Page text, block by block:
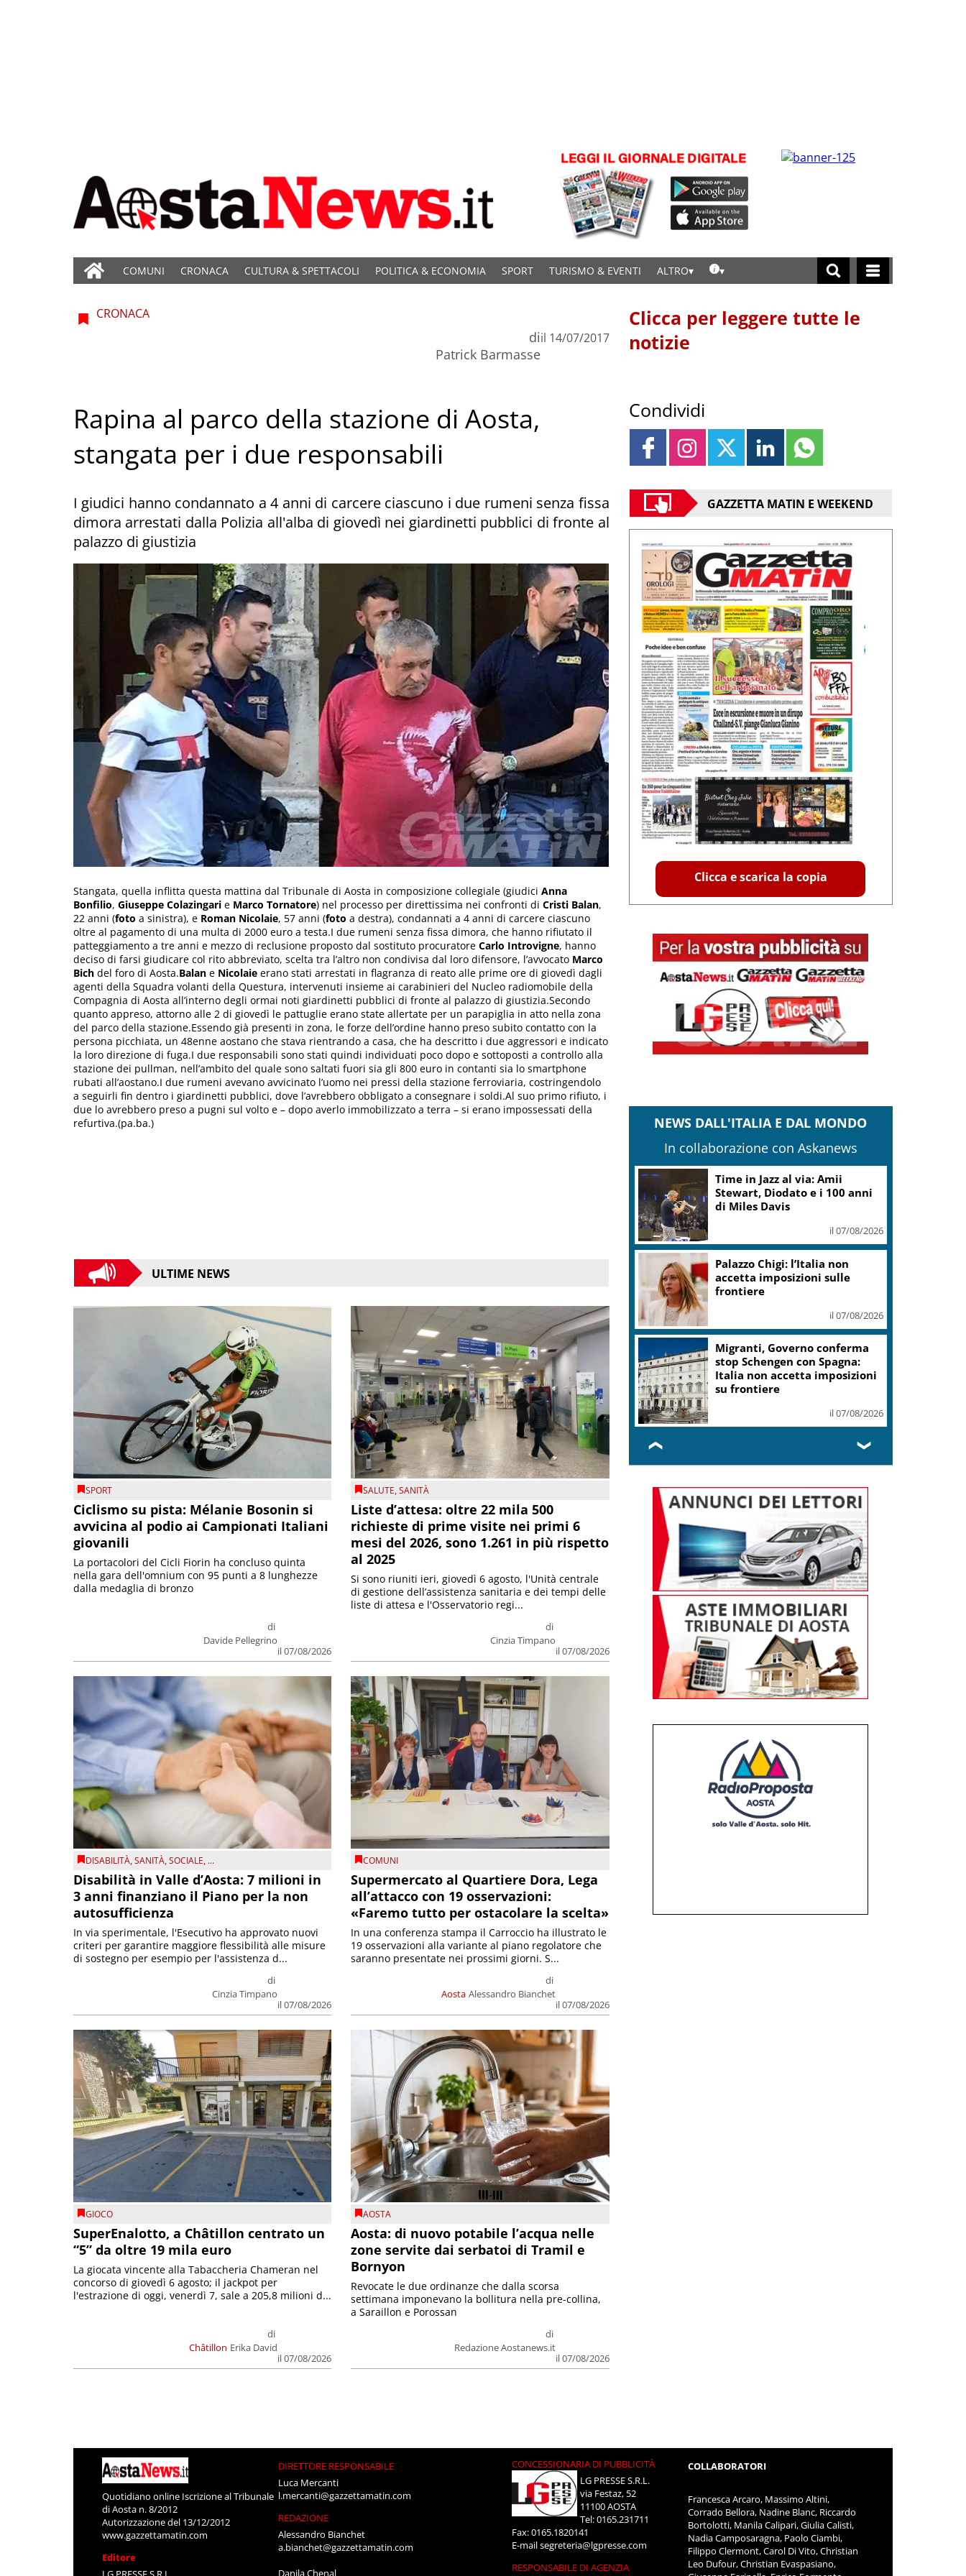
COMUNI CRONACA CULTURA & SPETTACOLI POLITICA & ECONOMIA SPORT TURISMO & EVENTI ALTRO
CRONACA
di
Patrick Barmasse
il 14/07/2017
Rapina al parco della stazione di Aosta,
stangata per i due responsabili
I giudici hanno condannato a 4 anni di carcere ciascuno i due rumeni senza fissa
dimora arrestati dalla Polizia all'alba di giovedì nei giardinetti pubblici di fronte al
palazzo di giustizia
Stangata, quella inflitta questa mattina dal Tribunale di Aosta in composizione collegiale (giudici Anna
Bonfilio, Giuseppe Colazingari e Marco Tornatore) nel processo per direttissima nei confronti di Cristi Balan,
22 anni (foto a sinistra), e Roman Nicolaie, 57 anni (foto a destra), condannati a 4 anni di carcere ciascuno
oltre al pagamento di una multa di 2000 euro a testa.I due rumeni senza fissa dimora, che hanno rifiutato il
patteggiamento a tre anni e mezzo di reclusione proposto dal sostituto procuratore Carlo Introvigne, hanno
deciso di farsi giudicare col rito abbreviato, scelta tra l’altro non condivisa dal loro difensore, l’avvocato Marco
Bich del foro di Aosta.Balan e Nicolaie erano stati arrestati in flagranza di reato alle prime ore di giovedì dagli
agenti della Squadra volanti della Questura, intervenuti insieme ai carabinieri del Nucleo radiomobile della
Compagnia di Aosta all’interno degli ormai noti giardinetti pubblici di fronte al palazzo di giustizia.Secondo
quanto appreso, attorno alle 2 di giovedì le pattuglie erano state allertate per un parapiglia in atto nella zona
del parco della stazione.Essendo già presenti in zona, le forze dell’ordine hanno preso subito contatto con la
persona picchiata, un 48enne aostano che stava rientrando a casa, che ha descritto i due aggressori e indicato
la loro direzione di fuga.I due responsabili sono stati quindi individuati poco dopo e sottoposti a controllo alla
stazione dei pullman, nell’ambito del quale sono saltati fuori sia gli 800 euro in contanti sia lo smartphone
rubati all’aostano.I due rumeni avevano avvicinato l’uomo nei pressi della stazione ferroviaria, costringendolo
a seguirli fin dentro i giardinetti pubblici, dove l’avrebbero obbligato a consegnare i soldi.Al suo primo rifiuto, i
due lo avrebbero preso a pugni sul volto e – dopo averlo immobilizzato a terra – si erano impossessati della
refurtiva.(pa.ba.)
ULTIME NEWS
SPORT
Ciclismo su pista: Mélanie Bosonin si
avvicina al podio ai Campionati Italiani
giovanili
di
Davide Pellegrino
il 07/08/2026
La portacolori del Cicli Fiorin ha concluso quinta
nella gara dell'omnium con 95 punti a 8 lunghezze
dalla medaglia di bronzo
SALUTE,SANITÀ
Liste d’attesa: oltre 22 mila 500
richieste di prime visite nei primi 6
mesi del 2026, sono 1.261 in più rispetto
al 2025
di
Cinzia Timpano
il 07/08/2026
Si sono riuniti ieri, giovedì 6 agosto, l'Unità centrale
di gestione dell’assistenza sanitaria e dei tempi delle
liste di attesa e l'Osservatorio regi...
DISABILITÀ,SANITÀ,SOCIALE, ...
Disabilità in Valle d’Aosta: 7 milioni in
3 anni finanziano il Piano per la non
autosufficienza
di
Cinzia Timpano
il 07/08/2026
In via sperimentale, l'Esecutivo ha approvato nuovi
criteri per garantire maggiore flessibilità alle misure
di sostegno per esempio per l'assistenza d...
COMUNI
Supermercato al Quartiere Dora, Lega
all’attacco con 19 osservazioni:
«Faremo tutto per ostacolare la scelta»
Aosta
di
Alessandro Bianchet
il 07/08/2026
In una conferenza stampa il Carroccio ha illustrato le
19 osservazioni alla variante al piano regolatore che
saranno presentate nei prossimi giorni. S...
GIOCO
SuperEnalotto, a Châtillon centrato un
“5” da oltre 19 mila euro
Châtillon
di
Erika David
il 07/08/2026
La giocata vincente alla Tabaccheria Chameran nel
concorso di giovedì 6 agosto; il jackpot per
l'estrazione di oggi, venerdì 7, sale a 205,8 milioni d...
AOSTA
Aosta: di nuovo potabile l’acqua nelle
zone servite dai serbatoi di Tramil e
Bornyon
di
Redazione Aostanews.it
il 07/08/2026
Revocate le due ordinanze che dalla scorsa
settimana imponevano la bollitura nella pre-collina,
a Saraillon e Porossan
Clicca per leggere tutte le
notizie
Condividi
GAZZETTA MATIN E WEEKEND
Clicca e scarica la copia
NEWS DALL'ITALIA E DAL MONDO
In collaborazione con Askanews
Time in Jazz al via: Amii
Stewart, Diodato e i 100 anni
di Miles Davis
il 07/08/2026
Palazzo Chigi: l’Italia non
accetta imposizioni sulle
frontiere
il 07/08/2026
Migranti, Governo conferma
stop Schengen con Spagna:
Italia non accetta imposizioni
su frontiere
il 07/08/2026
❮ ❯
Quotidiano online Iscrizione al Tribunale
di Aosta n. 8/2012
Autorizzazione del 13/12/2012
www.gazzettamatin.com
Editore
DIRETTORE RESPONSABILE
Luca Mercanti
l.mercanti@gazzettamatin.com
REDAZIONE
Alessandro Bianchet
a.bianchet@gazzettamatin.com
Danila Chenal
CONCESSIONARIA DI PUBBLICITÀ
LG PRESSE S.R.L.
via Festaz, 52
11100 AOSTA
Tel: 0165.231711
Fax: 0165.1820141
E-mailsegreteria@lgpresse.com
RESPONSABILE DI AGENZIA
COLLABORATORI
Francesca Arcaro, Massimo Altini,
Corrado Bellora, Nadine Blanc, Riccardo
Bortolotti, Manila Calipari, Giulia Calisti,
Nadia Camposaragna, Paolo Ciambi,
Filippo Clermont, Carol Di Vito, Christian
Leo Dufour, Christian Evaspasiano,